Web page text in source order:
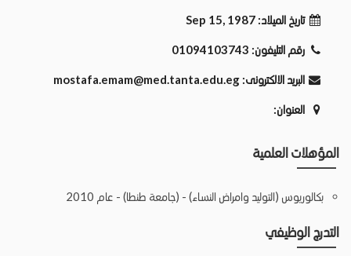
تاريخ الميلاد: Sep 15, 1987
رقم التليفون: 01094103743
البريد الالكترونى: mostafa.emam@med.tanta.edu.eg
العنوان:
المؤهلات العلمية
بكالوريوس (التوليد وامراض النساء) - (جامعة طنطا) - عام 2010
التدرج الوظيفي